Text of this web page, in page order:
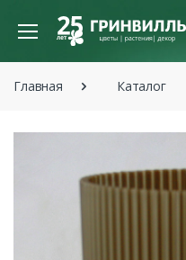
Главная Каталог